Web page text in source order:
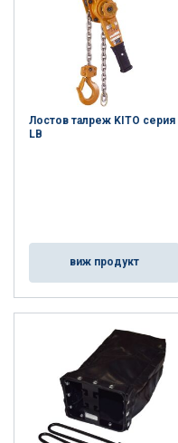
Лостов талреж KITO серия
LB
виж продукт